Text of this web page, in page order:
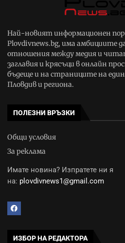
Най-новият информационен
Plovdivnews.bg, има амбициите
отношения между медия и
заглавия и крясъци в онлайн
бъдеще и на страниците на
Пловдив и региона.
ПОЛЕЗНИ ВРЪЗКИ
Общи условия
За реклама
Имате новина? Изпратете ни я
на: plovdivnews1@gmail.com
ИЗБОР НА РЕДАКТОРА